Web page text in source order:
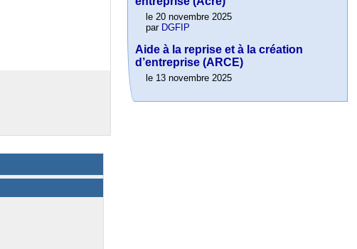
le 20 novembre 2025
par DGFIP
Aide à la reprise et à la création
d’entreprise (ARCE)
le 13 novembre 2025